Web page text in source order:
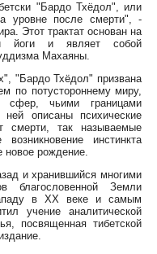
"Бардо Тхёдол", или
уровне после смерти", -
Этот трактат основан на
йоги и являет собой
Махаяны.
"Бардо Тхёдол" призвана
по потустороннему миру,
чьими границами
описаны психические
смерти, так называемые
инстинкта
рождение.
и хранившийся многими
благословенной Земли
в ХХ веке и самым
учение аналитической
посвященная тибетской